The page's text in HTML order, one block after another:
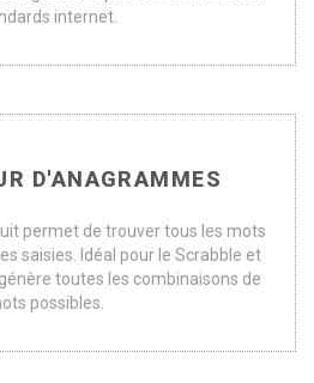
internet.
D'ANAGRAMMES
permet de trouver tous les mots
saisies. Idéal pour le Scrabble et
toutes les combinaisons de
possibles.